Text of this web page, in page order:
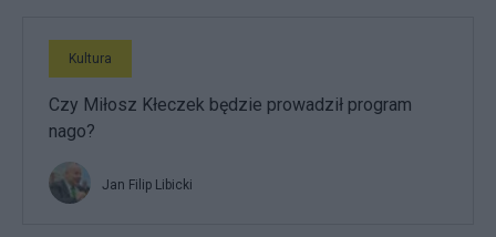
Kultura
Czy Miłosz Kłeczek będzie prowadził program
nago?
Jan Filip Libicki